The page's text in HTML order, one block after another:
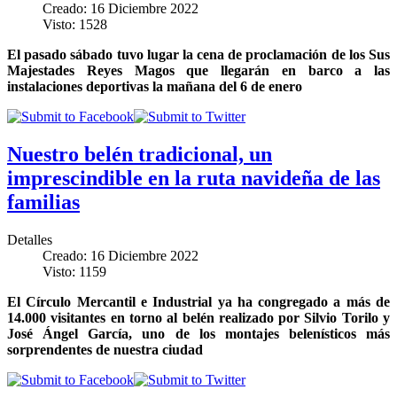
Creado: 16 Diciembre 2022
Visto: 1528
El pasado sábado tuvo lugar la cena de proclamación de los Sus
Majestades Reyes Magos que llegarán en barco a las
instalaciones deportivas la mañana del 6 de enero
Nuestro belén tradicional, un
imprescindible en la ruta navideña de las
familias
Detalles
Creado: 16 Diciembre 2022
Visto: 1159
El Círculo Mercantil e Industrial ya ha congregado a más de
14.000 visitantes en torno al belén realizado por Silvio Torilo y
José Ángel García, uno de los montajes belenísticos más
sorprendentes de nuestra ciudad